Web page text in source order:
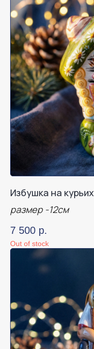
Избушка на
размер -12см
7 500 р.
Out of stock